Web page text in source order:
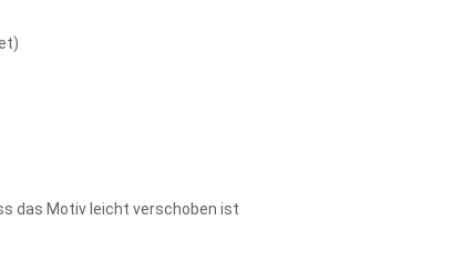
das Motiv leicht verschoben ist